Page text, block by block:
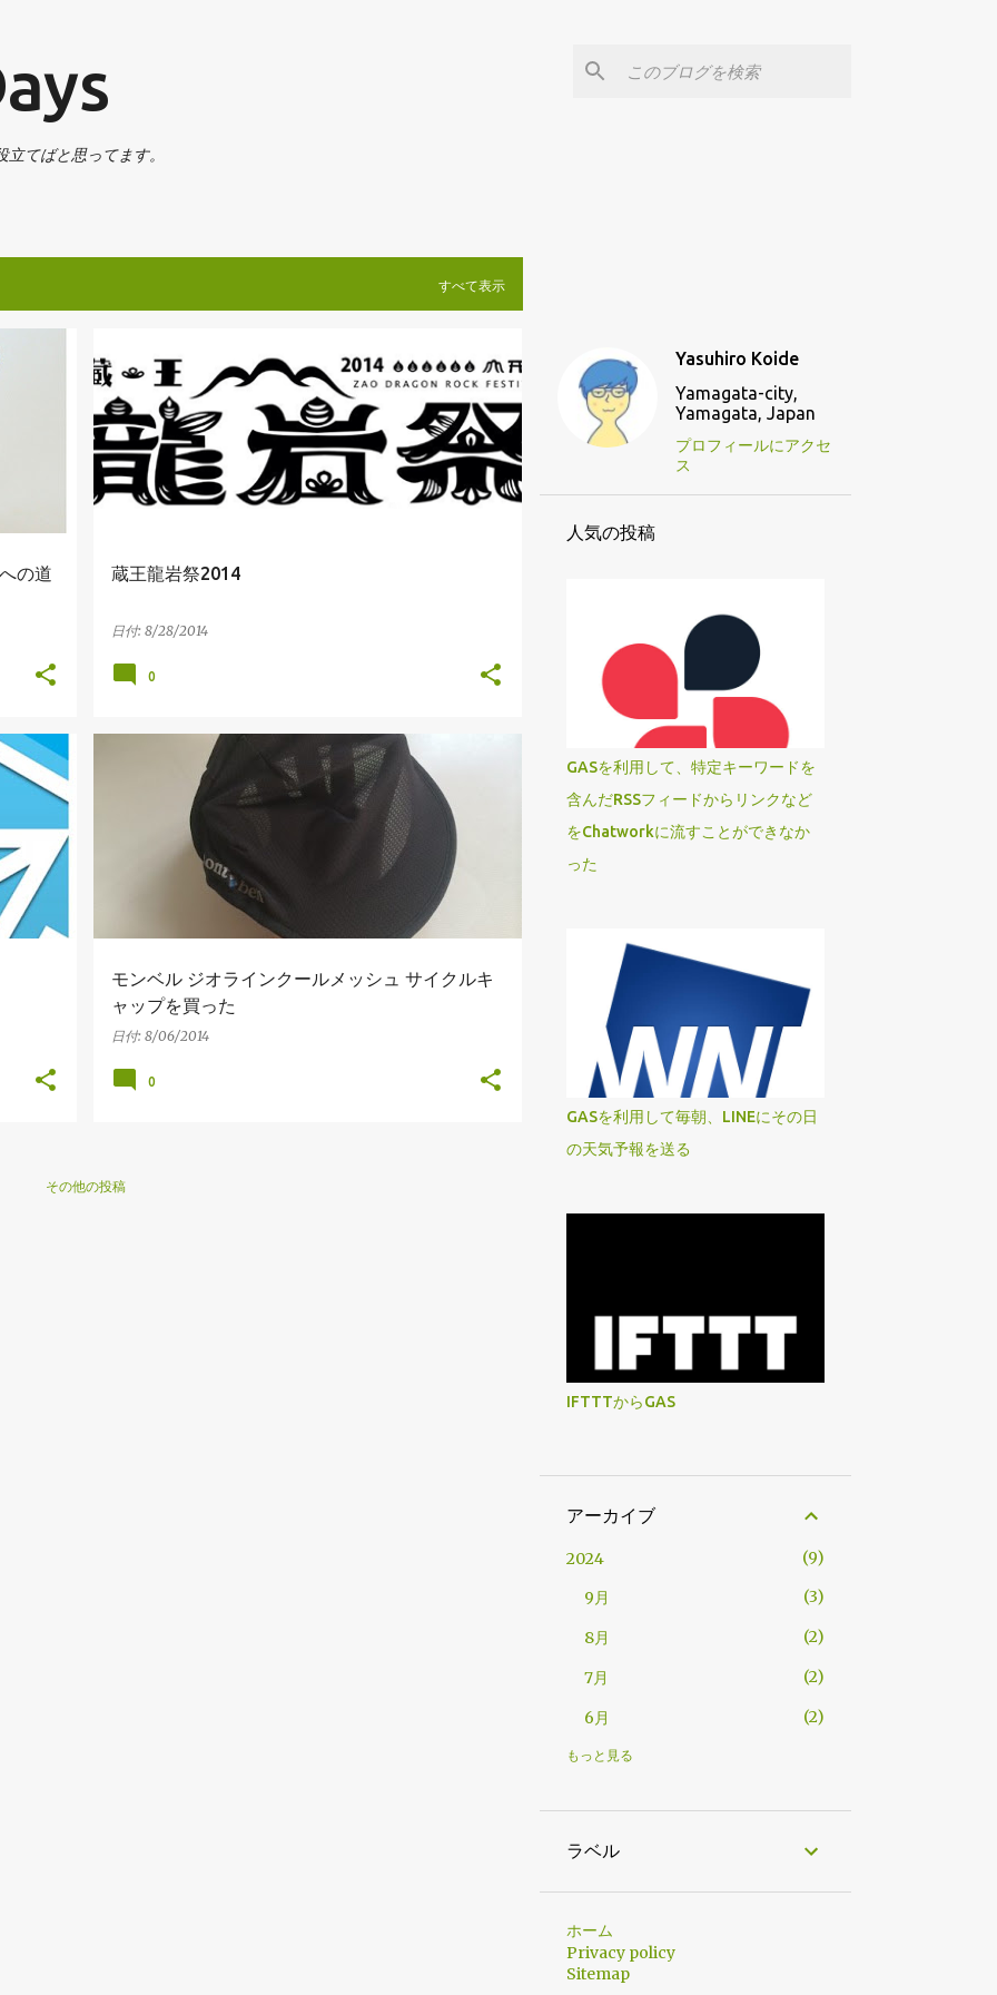
てばと思ってます。
すべて表示
の道 蔵王龍岩祭2014
日付: 8/28/2014
COKEHEAD HIPSTERS EVENT HANGGAI + 7
0
モンベル ジオラインクールメッシュ サイクルキ
ャップを買った
日付: 8/06/2014
CYCLING MONT-BELL サイクルキャップ
0
その他の投稿
Yasuhiro Koide
Yamagata-city,
Yamagata, Japan
プロフィールにアクセ
ス
人気の投稿
GASを利用して、特定キーワードを
含んだRSSフィードからリンクなど
をChatworkに流すことができなか
った
GASを利用して毎朝、LINEにその日
の天気予報を送る
IFTTTからGAS
アーカイブ
2024
9
9月
3
8月 2
7月 2
6月 2
2023
11月
もっと見る
ラベル
ホーム
Privacy policy
Sitemap